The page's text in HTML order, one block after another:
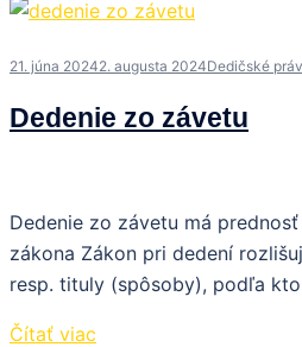
21. júna 20242. augusta 2024Dedičské
Dedenie zo závetu
Dedenie zo závetu má
zákona Zákon pri dedení
resp. tituly (spôsoby), podľa
Čítať viac